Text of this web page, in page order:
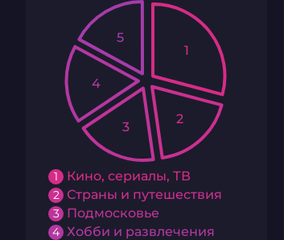
1 Кино, сериалы, ТВ
2 Страны и путешествия
3 Подмосковье
4 Хобби и развлечения
1
2
3
4
5